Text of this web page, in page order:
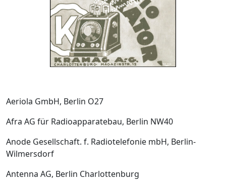
Aeriola GmbH, Berlin O27
Afra AG für Radioapparatebau, Berlin NW40
Anode Gesellschaft. f. Radiotelefonie mbH, Berlin­
Wilmersdorf
Antenna AG, Berlin­ Charlottenburg